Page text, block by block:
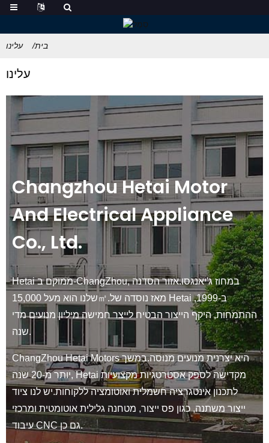
בית עלינו
עלינו
Changzhou Hetai Motor
And Electrical Appliance
Co., Ltd.
Hetai ממוקם ב-ChangZhou, במחוז ג'יאנגסו.אזור הסדנה
שלנו הוא מעל 15,000㎡.מאז נוסדה של Hetai ב-1999,
ההתמחות, היקף הייצור הבטיח לייצר חמישה מיליון מנועים מדי
שנה.
ChangZhou Hetai Motors היא יצרנית מנועים מנוסה.במשך
יותר מ-20 שנה, Hetai מקדישה לספק אסטרטגיות מקצועיות
לתכנון אינטגרציה חשמלית ואוטומציה ללקוחות.יש לנו ציוד
ייצור משתנה, כגון פס ייצור, מטחנה גלילית אוטומטית ומרכזי
עיבוד CNC גם כן.